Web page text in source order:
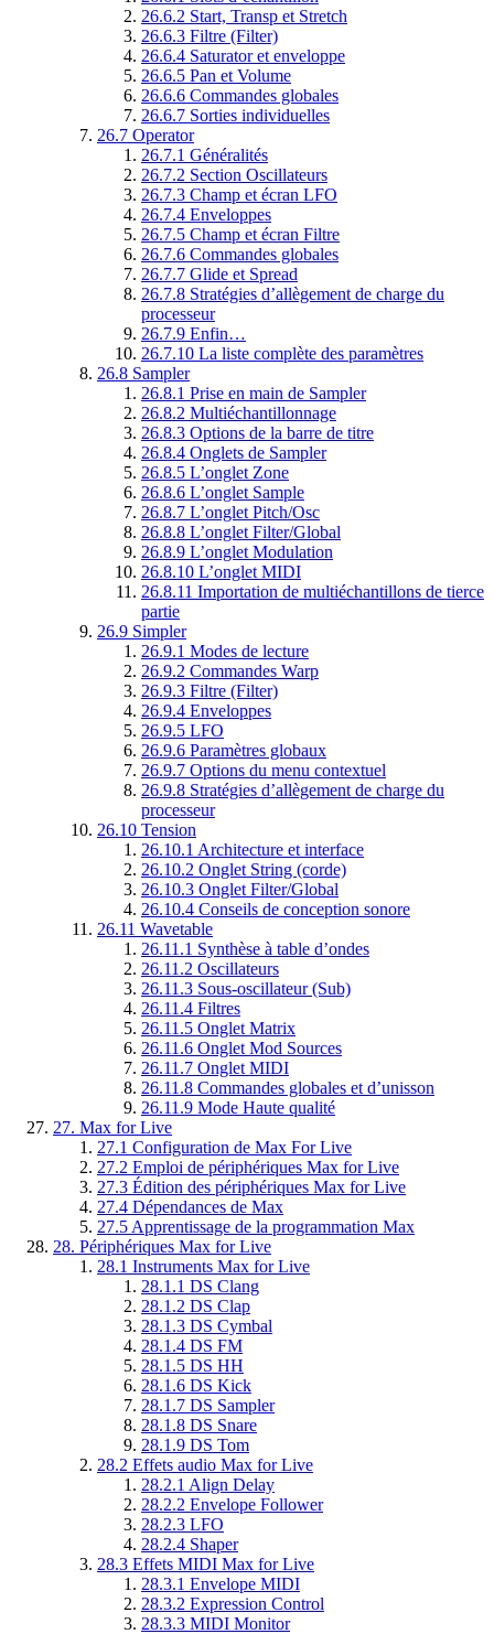
26.6.2 Start, Transp et Stretch
26.6.3 Filtre (Filter)
26.6.4 Saturator et enveloppe
26.6.5 Pan et Volume
26.6.6 Commandes globales
26.6.7 Sorties individuelles
26.7 Operator
26.7.1 Généralités
26.7.2 Section Oscillateurs
26.7.3 Champ et écran LFO
26.7.4 Enveloppes
26.7.5 Champ et écran Filtre
26.7.6 Commandes globales
26.7.7 Glide et Spread
26.7.8 Stratégies d’allègement de charge du
processeur
26.7.9 Enfin…
26.7.10 La liste complète des paramètres
26.8 Sampler
26.8.1 Prise en main de Sampler
26.8.2 Multiéchantillonnage
26.8.3 Options de la barre de titre
26.8.4 Onglets de Sampler
26.8.5 L’onglet Zone
26.8.6 L’onglet Sample
26.8.7 L’onglet Pitch/Osc
26.8.8 L’onglet Filter/Global
26.8.9 L’onglet Modulation
26.8.10 L’onglet MIDI
26.8.11 Importation de multiéchantillons de tierce
partie
26.9 Simpler
26.9.1 Modes de lecture
26.9.2 Commandes Warp
26.9.3 Filtre (Filter)
26.9.4 Enveloppes
26.9.5 LFO
26.9.6 Paramètres globaux
26.9.7 Options du menu contextuel
26.9.8 Stratégies d’allègement de charge du
processeur
26.10 Tension
26.10.1 Architecture et interface
26.10.2 Onglet String (corde)
26.10.3 Onglet Filter/Global
26.10.4 Conseils de conception sonore
26.11 Wavetable
26.11.1 Synthèse à table d’ondes
26.11.2 Oscillateurs
26.11.3 Sous-oscillateur (Sub)
26.11.4 Filtres
26.11.5 Onglet Matrix
26.11.6 Onglet Mod Sources
26.11.7 Onglet MIDI
26.11.8 Commandes globales et d’unisson
26.11.9 Mode Haute qualité
27. Max for Live
27.1 Configuration de Max For Live
27.2 Emploi de périphériques Max for Live
27.3 Édition des périphériques Max for Live
27.4 Dépendances de Max
27.5 Apprentissage de la programmation Max
28. Périphériques Max for Live
28.1 Instruments Max for Live
28.1.1 DS Clang
28.1.2 DS Clap
28.1.3 DS Cymbal
28.1.4 DS FM
28.1.5 DS HH
28.1.6 DS Kick
28.1.7 DS Sampler
28.1.8 DS Snare
28.1.9 DS Tom
28.2 Effets audio Max for Live
28.2.1 Align Delay
28.2.2 Envelope Follower
28.2.3 LFO
28.2.4 Shaper
28.3 Effets MIDI Max for Live
28.3.1 Envelope MIDI
28.3.2 Expression Control
28.3.3 MIDI Monitor